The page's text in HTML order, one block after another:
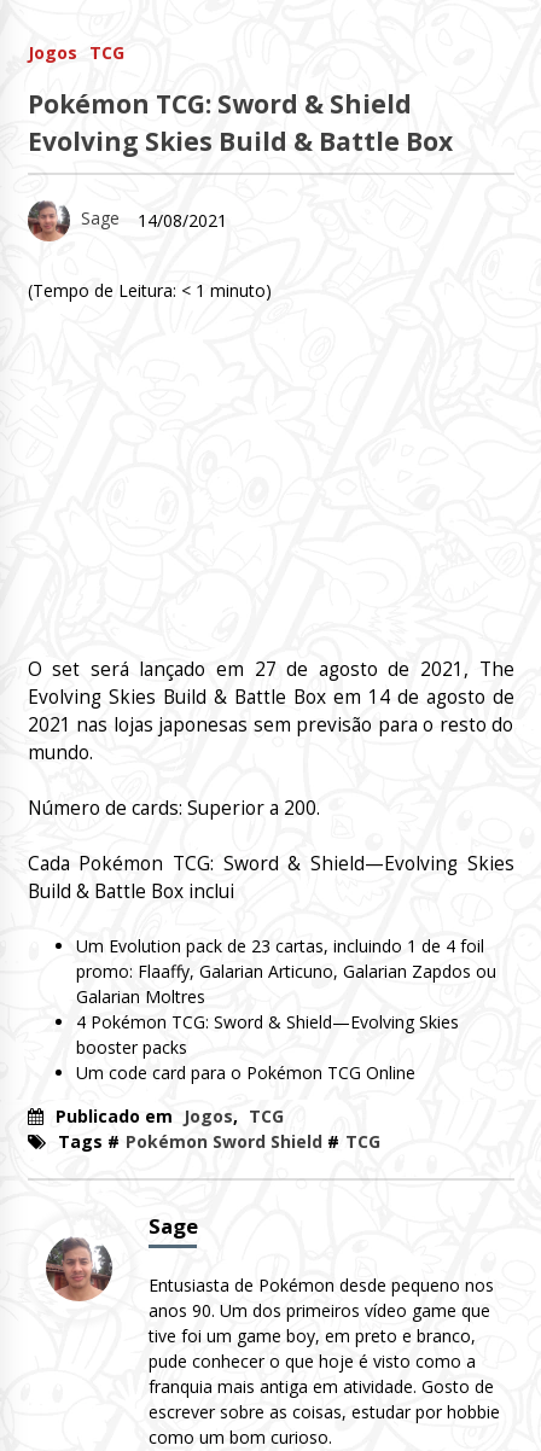
Jogos TCG
Pokémon TCG: Sword & Shield
Evolving Skies Build & Battle Box
Sage 14/08/2021
(Tempo de Leitura: < 1 minuto)
O set será lançado em 27 de agosto de 2021, The
Evolving Skies Build & Battle Box em 14 de agosto de
2021 nas lojas japonesas sem previsão para o resto do
mundo.
Número de cards: Superior a 200.
Cada Pokémon TCG: Sword & Shield—Evolving Skies
Build & Battle Box inclui
Um Evolution pack de 23 cartas, incluindo 1 de 4 foil
promo: Flaaffy, Galarian Articuno, Galarian Zapdos ou
Galarian Moltres
4 Pokémon TCG: Sword & Shield—Evolving Skies
booster packs
Um code card para o Pokémon TCG Online
Publicado em
Jogos, TCG
Tags # Pokémon Sword Shield# TCG
Sage
Entusiasta de Pokémon desde pequeno nos
anos 90. Um dos primeiros vídeo game que
tive foi um game boy, em preto e branco,
pude conhecer o que hoje é visto como a
franquia mais antiga em atividade. Gosto de
escrever sobre as coisas, estudar por hobbie
como um bom curioso.